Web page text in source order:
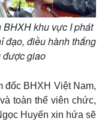
khu vực I phát
đạo, điều hành thắng
được giao
đốc BHXH Việt Nam,
toàn thể viên chức,
Huyến xin hứa sẽ